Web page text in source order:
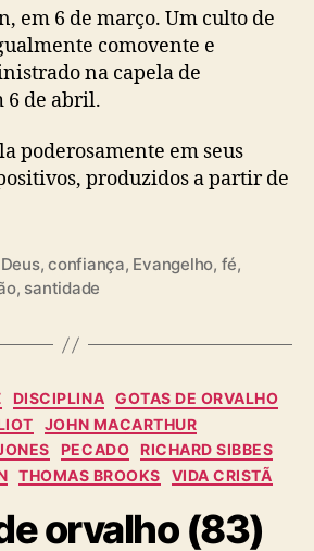
em 6 de março. Um culto de
comovente e
na capela de
6 de abril.
poderosamente em seus
produzidos a partir de
,confiança, Evangelho, fé,
, santidade
C
a
t
e
g
r
DISCIPLINA GOTAS DE ORVALHO
JOHN MACARTHUR
PECADO RICHARD SIBBES
THOMAS BROOKS VIDA CRISTÃ
orvalho (83)